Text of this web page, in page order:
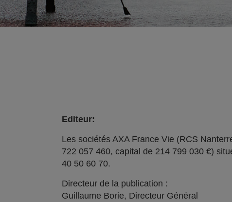
Editeur:
Les sociétés AXA France Vie (RCS
722 057 460, capital de 214 799 030 €)
40 50 60 70.
Directeur de la publication :
Guillaume Borie, Directeur Général